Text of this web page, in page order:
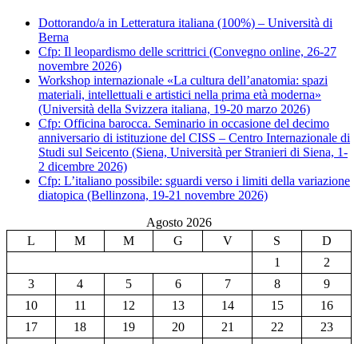
Dottorando/a in Letteratura italiana (100%) – Università di
Berna
Cfp: Il leopardismo delle scrittrici (Convegno online, 26-27
novembre 2026)
Workshop internazionale «La cultura dell’anatomia: spazi
materiali, intellettuali e artistici nella prima età moderna»
(Università della Svizzera italiana, 19-20 marzo 2026)
Cfp: Officina barocca. Seminario in occasione del decimo
anniversario di istituzione del CISS – Centro Internazionale di
Studi sul Seicento (Siena, Università per Stranieri di Siena, 1-
2 dicembre 2026)
Cfp: L’italiano possibile: sguardi verso i limiti della variazione
diatopica (Bellinzona, 19-21 novembre 2026)
Agosto 2026
L
M M G V S
D
1
2
3
4 5 6 7 8
9
10
11 12 13 14 15
16
17
18 19 20 21 22
23